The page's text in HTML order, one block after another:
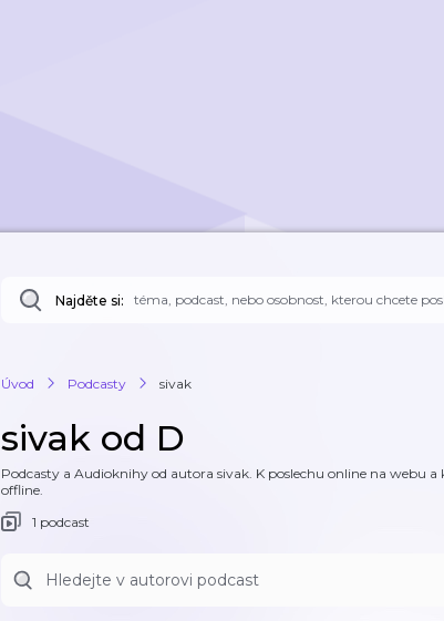
Najděte si:
Úvod Podcasty sivak
sivak od D
Podcasty a Audioknihy od autora sivak. K poslechu online na webu a
offline.
1 podcast